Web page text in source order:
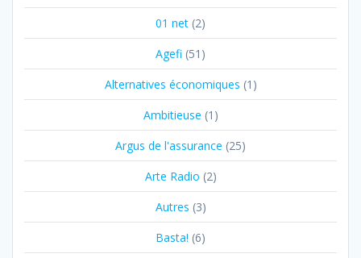
01 net (2)
Agefi (51)
Alternatives économiques (1)
Ambitieuse (1)
Argus de l'assurance (25)
Arte Radio (2)
Autres (3)
Basta! (6)